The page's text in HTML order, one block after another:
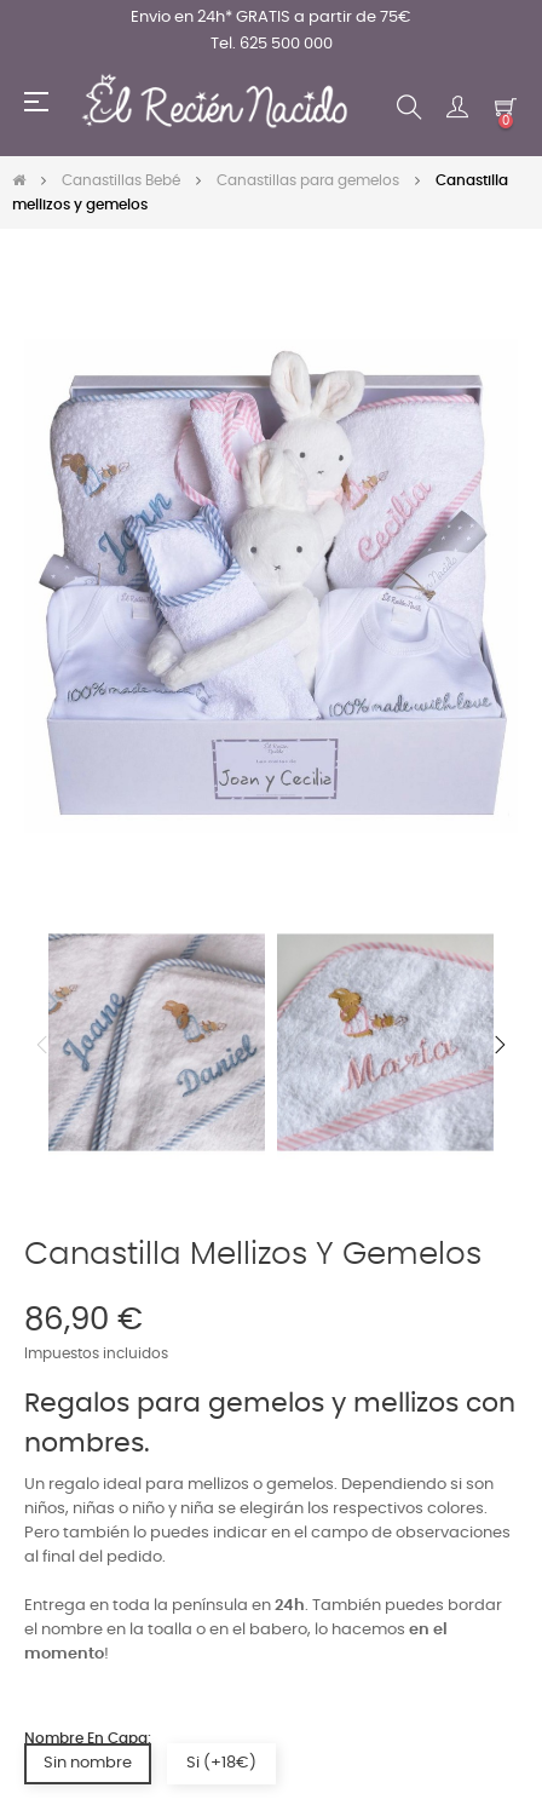
Envio en 24h* GRATIS a partir de 75€
Tel. 625 500 000
Navegación
☰
0
Canastillas Bebé Canastillas para gemelos
Canastilla
mellizos y gemelos
Canastilla Mellizos Y Gemelos
86,90 €
Impuestos incluidos
Regalos para gemelos y mellizos con
nombres.
Un regalo ideal para mellizos o gemelos. Dependiendo si son
niños, niñas o niño y niña se elegirán los respectivos colores.
Pero también lo puedes indicar en el campo de observaciones
al final del pedido.
Entrega en toda la península en 24h. También puedes bordar
el nombre en la toalla o en el babero, lo hacemos en el
momento!
Nombre En Capa:
Sin nombre Si (+18€)